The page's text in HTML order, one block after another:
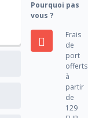
Pourquoi pas
vous ?
Frais
de
port
offerts
à
partir
de
129